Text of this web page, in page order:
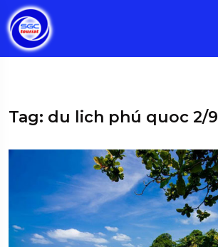
Tag: du lich phú quoc 2/9